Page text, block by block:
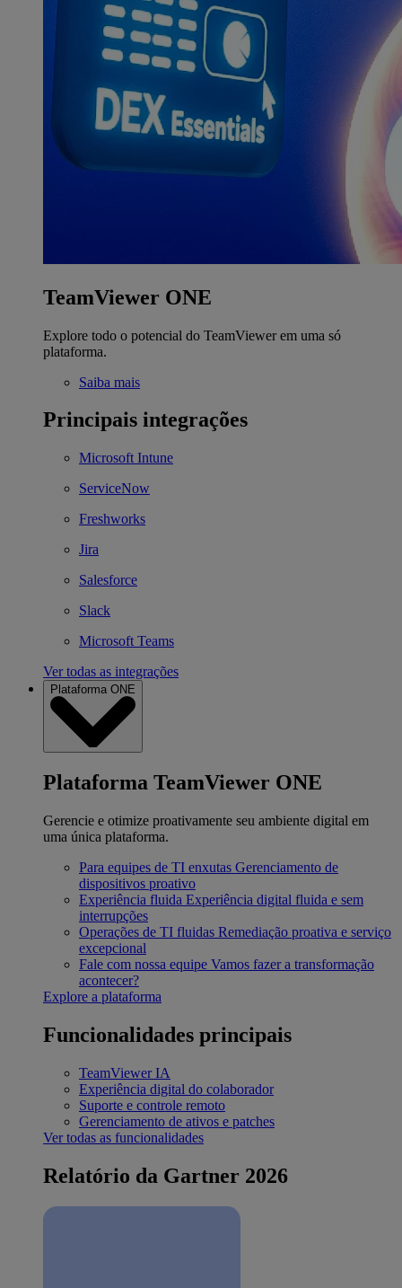
TeamViewer ONE
Explore todo o potencial do TeamViewer em uma só
plataforma.
Saiba mais
Principais integrações
Microsoft Intune
ServiceNow
Freshworks
Jira
Salesforce
Slack
Microsoft Teams
Ver todas as integrações
Plataforma ONE
Plataforma TeamViewer ONE
Gerencie e otimize proativamente seu ambiente digital em
uma única plataforma.
Para equipes de TI enxutas Gerenciamento de
dispositivos proativo
Experiência fluida Experiência digital fluida e sem
interrupções
Operações de TI fluidas Remediação proativa e serviço
excepcional
Fale com nossa equipe Vamos fazer a transformação
acontecer?
Explore a plataforma
Funcionalidades principais
TeamViewer IA
Experiência digital do colaborador
Suporte e controle remoto
Gerenciamento de ativos e patches
Ver todas as funcionalidades
Relatório da Gartner 2026